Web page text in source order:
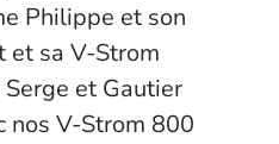
Philippe et son
et sa V-Strom
et Gautier
nos V-Strom 800